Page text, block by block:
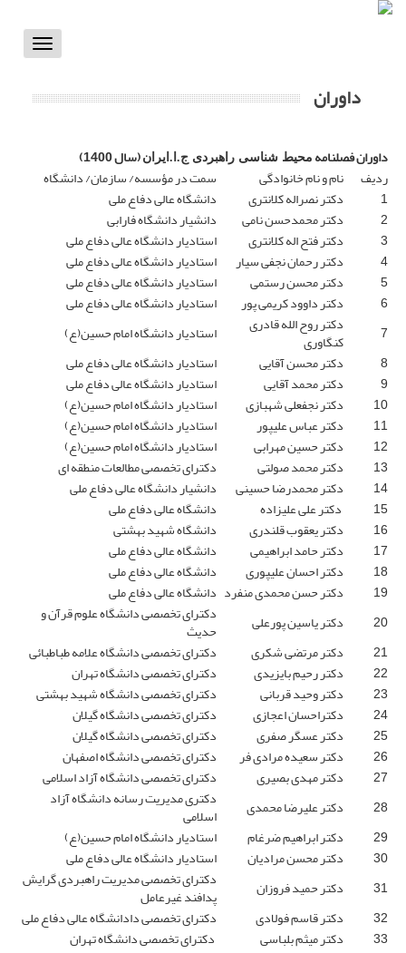
Toggle
داوران
داوران فصلنامه محیط شناسی راهبردی ج.ا.ایران (سال 1400)
ردیف
نام و نام خانوادگی
سمت در مؤسسه/ سازمان/ دانشگاه
1
دکتر نصراله کلانتری
دانشگاه عالی دفاع ملی
2
دکتر محمدحسن نامی
دانشیار دانشگاه فارابی
3
دکتر فتح اله کلانتری
استادیار دانشگاه عالی دفاع ملی
4
دکتر رحمان نجفی سیار
استادیار دانشگاه عالی دفاع ملی
5
دکتر محسن رستمی
استادیار دانشگاه عالی دفاع ملی
6
دکتر داوود کریمی پور
استادیار دانشگاه عالی دفاع ملی
7
دکتر روح الله قادری
کنگاوری
استادیار دانشگاه امام حسین(ع)
8
دکتر محسن آقایی
استادیار دانشگاه عالی دفاع ملی
9
دکتر محمد آقایی
استادیار دانشگاه عالی دفاع ملی
10
دکتر نجفعلی شهبازی
استادیار دانشگاه امام حسین(ع)
11
دکتر عباس علیپور
استادیار دانشگاه امام حسین(ع)
12
دکتر حسین مهرابی
استادیار دانشگاه امام حسین(ع)
13
دکتر محمد صولتی
دکترای تخصصی مطالعات منطقه ای
14
دکتر محمدرضا حسینی
دانشیار دانشگاه عالی دفاع ملی
15
دکتر علی علیزاده
دانشگاه عالی دفاع ملی
16
دکتر یعقوب قلندری
دانشگاه شهید بهشتی
17
دکتر حامد ابراهیمی
دانشگاه عالی دفاع ملی
18
دکتر احسان علیپوری
دانشگاه عالی دفاع ملی
19
دکتر حسن محمدی منفرد دانشگاه عالی دفاع ملی
20
دکتر یاسین پورعلی دکترای تخصصی دانشگاه علوم قرآن و
حدیث
21
دکتر مرتضی شکری
دکترای تخصصی دانشگاه علامه طباطبائی
22
دکتر رحیم بایزیدی
دکترای تخصصی دانشگاه تهران
23
دکتر وحید قربانی
دکترای تخصصی دانشگاه شهید بهشتی
24
دکتراحسان اعجازی
دکترای تخصصی دانشگاه گیلان
25
دکتر عسگر صفری
دکترای تخصصی دانشگاه گیلان
26
دکتر سعیده مرادی فر
دکترای تخصصی دانشگاه اصفهان
27
دکتر مهدی بصیری
دکترای تخصصی دانشگاه آزاد اسلامی
28
دکتر علیرضا محمدی دکتری مدیریت رسانه دانشگاه آزاد
اسلامی
29
دکتر ابراهیم ضرغام
استادیار دانشگاه امام حسین(ع)
30
دکتر محسن مرادیان
استادیار دانشگاه عالی دفاع ملی
31
دکتر حمید فروزان دکترای تخصصی مدیریت راهبردی گرایش
پدافند غیرعامل
32
دکتر قاسم فولادی
دکترای تخصصی دادانشگاه عالی دفاع ملی
33
دکتر میثم بلباسی دکترای تخصصی دانشگاه تهران